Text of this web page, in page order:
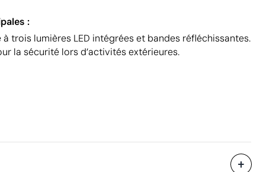
:
trois lumières LED intégrées et bandes réfléchissantes.
la sécurité lors d’activités extérieures.